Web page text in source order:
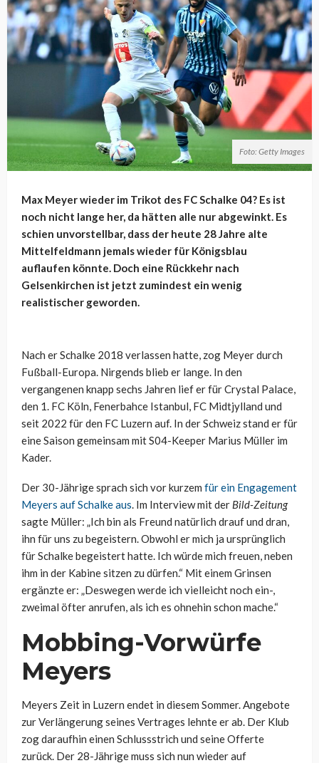
Foto: Getty Images
Max Meyer wieder im Trikot des FC Schalke 04? Es ist
noch nicht lange her, da hätten alle nur abgewinkt. Es
schien unvorstellbar, dass der heute 28 Jahre alte
Mittelfeldmann jemals wieder für Königsblau
auflaufen könnte. Doch eine Rückkehr nach
Gelsenkirchen ist jetzt zumindest ein wenig
realistischer geworden.
Nach er Schalke 2018 verlassen hatte, zog Meyer durch
Fußball-Europa. Nirgends blieb er lange. In den
vergangenen knapp sechs Jahren lief er für Crystal Palace,
den 1. FC Köln, Fenerbahce Istanbul, FC Midtjylland und
seit 2022 für den FC Luzern auf. In der Schweiz stand er für
eine Saison gemeinsam mit S04-Keeper Marius Müller im
Kader.
Der 30-Jährige sprach sich vor kurzem für ein Engagement
Meyers auf Schalke aus . Im Interview mit der Bild-Zeitung
sagte Müller: „Ich bin als Freund natürlich drauf und dran,
ihn für uns zu begeistern. Obwohl er mich ja ursprünglich
für Schalke begeistert hatte. Ich würde mich freuen, neben
ihm in der Kabine sitzen zu dürfen.“ Mit einem Grinsen
ergänzte er: „Deswegen werde ich vielleicht noch ein-,
zweimal öfter anrufen, als ich es ohnehin schon mache.“
Mobbing-Vorwürfe
Meyers
Meyers Zeit in Luzern endet in diesem Sommer. Angebote
zur Verlängerung seines Vertrages lehnte er ab. Der Klub
zog daraufhin einen Schlussstrich und seine Offerte
zurück. Der 28-Jährige muss sich nun wieder auf